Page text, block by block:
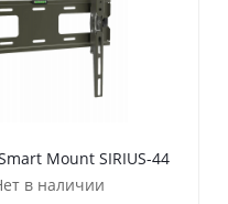
Mount SIRIUS-44
в наличии